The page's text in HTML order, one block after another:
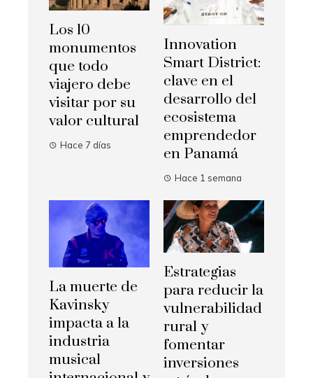
Los 10
monumentos
que todo
viajero debe
visitar por su
valor cultural
Hace 7 días
Innovation
Smart District:
clave en el
desarrollo del
ecosistema
emprendedor
en Panamá
Hace 1 semana
La muerte de
Kavinsky
impacta a la
industria
musical
Estrategias
para reducir la
vulnerabilidad
rural y
fomentar
inversiones